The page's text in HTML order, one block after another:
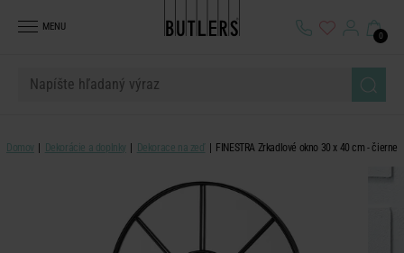
MENU
0
Domov Dekorácie a doplnky Dekorace na zeď FINESTRA Zrkadlové okno 30 x 40 cm - čierne